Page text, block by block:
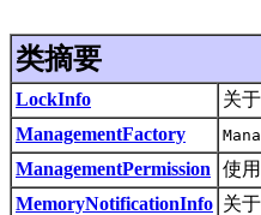
类摘要
LockInfo 关于
ManagementFactory
ManagementPermission
使
MemoryNotificationInfo 关